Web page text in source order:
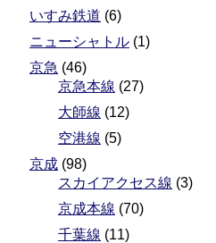
いすみ鉄道 (6)
ニューシャトル (1)
京急 (46)
京急本線 (27)
大師線 (12)
空港線 (5)
京成 (98)
スカイアクセス線 (3)
京成本線 (70)
千葉線 (11)